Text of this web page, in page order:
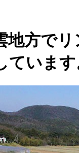
地方で
います